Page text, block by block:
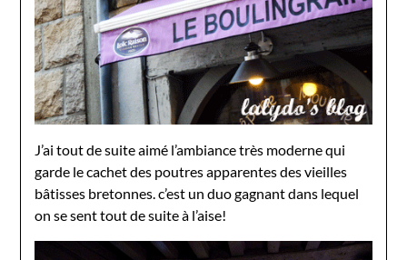
J’ai tout de suite aimé l’ambiance très moderne qui
garde le cachet des poutres apparentes des vieilles
bâtisses bretonnes. c’est un duo gagnant dans lequel
on se sent tout de suite à l’aise!